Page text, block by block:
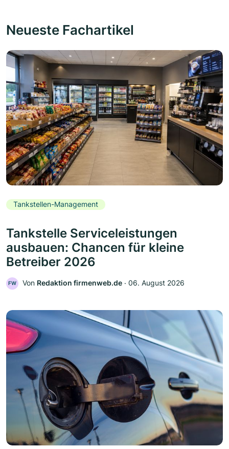
Neueste Fachartikel
Tankstellen-Management
Tankstelle Serviceleistungen
ausbauen: Chancen für kleine
Betreiber 2026
FW Von Redaktion firmenweb.de ‧ 06. August 2026